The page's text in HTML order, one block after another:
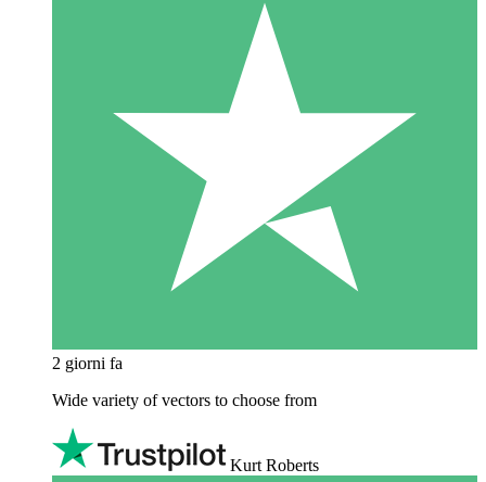
2 giorni fa
Wide variety of vectors to choose from
Kurt Roberts